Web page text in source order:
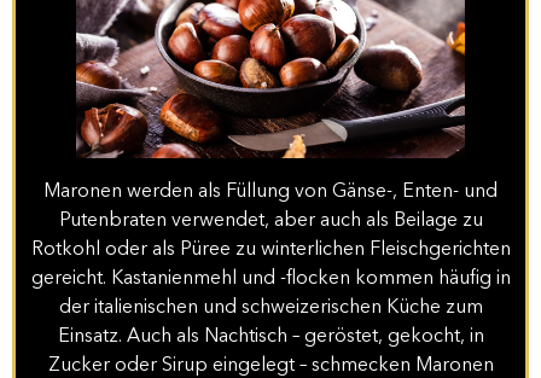
Maronen werden als Füllung von Gänse-, Enten- und
Putenbraten verwendet, aber auch als Beilage zu
Rotkohl oder als Püree zu winterlichen Fleischgerichten
gereicht. Kastanienmehl und -flocken kommen häufig in
der italienischen und schweizerischen Küche zum
Einsatz. Auch als Nachtisch – geröstet, gekocht, in
Zucker oder Sirup eingelegt – schmecken Maronen